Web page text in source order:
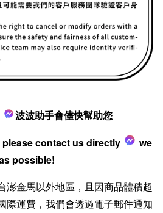
波波助手會儘快幫助您
contact us directly
we
possible!
澎金馬以外地區，且因商品體積超
際運費，我們會透過電子郵件通知